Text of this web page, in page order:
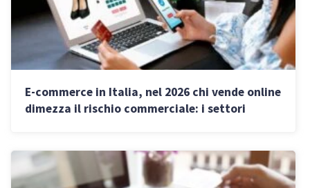
E-commerce in Italia, nel 2026 chi vende online
dimezza il rischio commerciale: i settori